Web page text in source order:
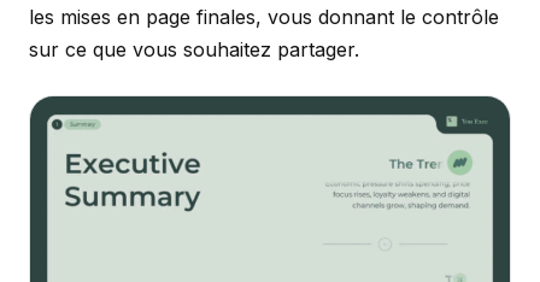
les mises en page finales, vous donnant le contrôle
sur ce que vous souhaitez partager.